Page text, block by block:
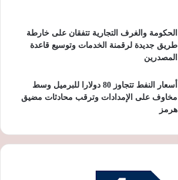
الحكومة والغرف التجارية تتفقان على خارطة
طريق جديدة لرقمنة الخدمات وتوسيع قاعدة
المصدرين
أسعار النفط تتجاوز 80 دولارا للبرميل وسط
مخاوف على الإمدادات وترقب محادثات مضيق
هرمز